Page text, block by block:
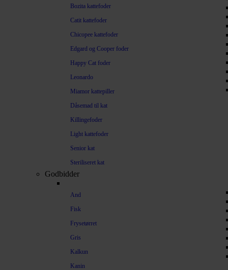
Bozita kattefoder
Catit kattefoder
Chicopee kattefoder
Edgard og Cooper foder
Happy Cat foder
Leonardo
Miamor kattepiller
Dåsemad til kat
Killingefoder
Light kattefoder
Senior kat
Steriliseret kat
Godbidder
And
Fisk
Frysetørret
Gris
Kalkun
Kanin